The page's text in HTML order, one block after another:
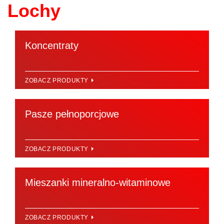
Lochy
Koncentraty
ZOBACZ PRODUKTY
Pasze pełnoporcjowe
ZOBACZ PRODUKTY
Mieszanki mineralno-witaminowe
ZOBACZ PRODUKTY